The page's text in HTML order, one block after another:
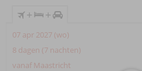
+ +
07 apr 2027 (wo)
8 dagen (7 nachten)
vanaf Maastricht